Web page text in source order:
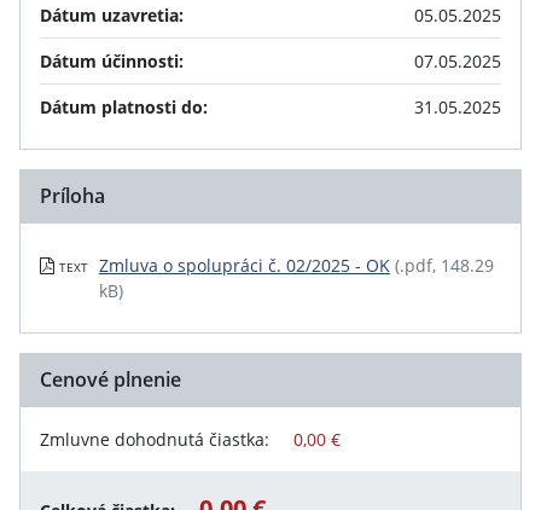
Dátum uzavretia:
05.05.2025
Dátum účinnosti:
07.05.2025
Dátum platnosti do:
31.05.2025
Príloha
TEXT Zmluva o spolupráci č. 02/2025 - OK (.pdf, 148.29
kB)
Cenové plnenie
Zmluvne dohodnutá čiastka: 0,00 €